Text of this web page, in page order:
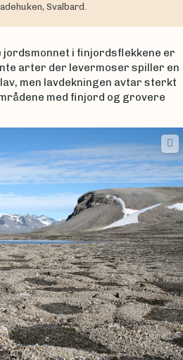
Svalbard.
jordsmonnet i finjordsflekkene er
arter der levermoser spiller en
men lavdekningen avtar sterkt
med finjord og grovere